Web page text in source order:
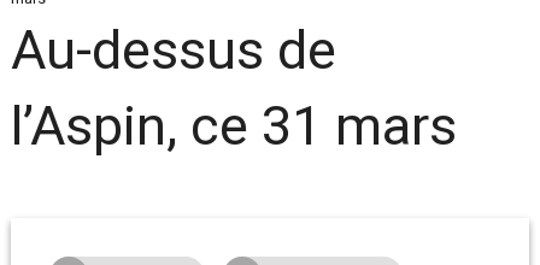
Au-dessus de
l’Aspin, ce 31 mars